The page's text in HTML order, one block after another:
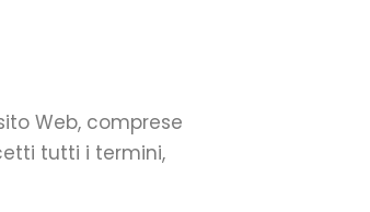
sito Web, comprese
tutti i termini,